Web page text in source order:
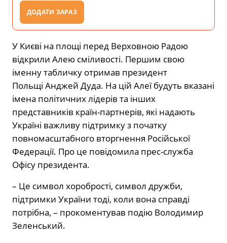
ДОДАТИ ЗАРАЗ
У Києві на площі перед Верховною Радою
відкрили Алею сміливості. Першим свою
іменну табличку отримав президент
Польщі Анджей Дуда. На цій Алеї будуть вказані
імена політичних лідерів та інших
представників країн-партнерів, які надають
Україні важливу підтримку з початку
повномасштабного вторгнення Російської
Федерації. Про це повідомила прес-служба
Офісу президента.
– Це символ хоробрості, символ дружби,
підтримки України тоді, коли вона справді
потрібна, – прокоментував подію Володимир
Зеленський.